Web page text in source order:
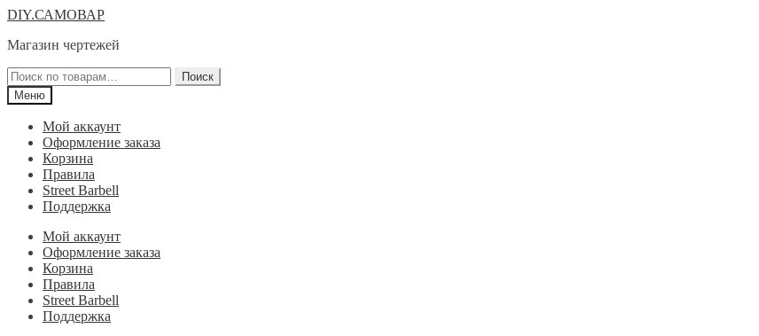
Перейти
навигации
Перейти
содержимому
DIY.САМОВАР
Магазин чертежей
Искать:
Поиск
Меню
Мой аккаунт
Оформление заказа
Корзина
Правила
Street Barbell
Поддержка
Мой аккаунт
Оформление заказа
Корзина
Правила
Street Barbell
Поддержка